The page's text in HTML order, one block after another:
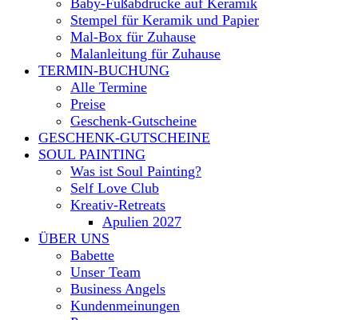
Baby-Fußabdrücke auf Keramik
Stempel für Keramik und Papier
Mal-Box für Zuhause
Malanleitung für Zuhause
TERMIN-BUCHUNG
Alle Termine
Preise
Geschenk-Gutscheine
GESCHENK-GUTSCHEINE
SOUL PAINTING
Was ist Soul Painting?
Self Love Club
Kreativ-Retreats
Apulien 2027
ÜBER UNS
Babette
Unser Team
Business Angels
Kundenmeinungen